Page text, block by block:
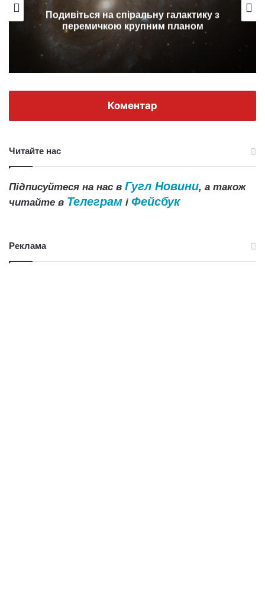
Подивіться на спіральну галактику з
перемичкою крупним планом
Коментар
Читайте нас
Підписуйтеся на нас в Гугл Новини, а також
читайте в Телеграм і Фейсбук
Реклама